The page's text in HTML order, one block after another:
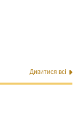
Дивитися всі